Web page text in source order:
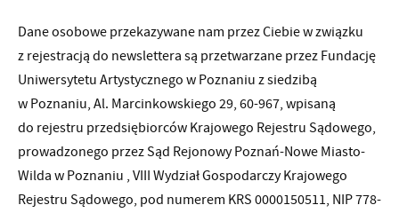
Dane osobowe przekazywane nam przez Ciebie w związku
z rejestracją do newslettera są przetwarzane przez Fundację
Uniwersytetu Artystycznego w Poznaniu z siedzibą
w Poznaniu, Al. Marcinkowskiego 29, 60-967, wpisaną
do rejestru przedsiębiorców Krajowego Rejestru Sądowego,
prowadzonego przez Sąd Rejonowy Poznań-Nowe Miasto-
Wilda w Poznaniu , VIII Wydział Gospodarczy Krajowego
Rejestru Sądowego, pod numerem KRS 0000150511, NIP 778-